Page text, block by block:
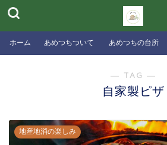
ホーム あめつちついて あめつちの台所
― TAG ―
自家製ピザ
地産地消の楽しみ